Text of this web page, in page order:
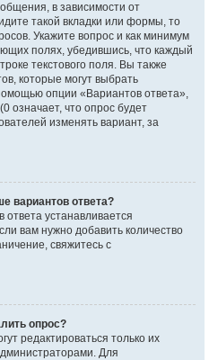
в зависимости от
такой вкладки или формы, то
Укажите вопрос и как минимум
полях, убедившись, что каждый
текстового поля. Вы также
которые могут выбрать
опции «Вариантов ответа»,
означает, что опрос будет
изменять вариант, за
вариантов ответа?
ответа устанавливается
вам нужно добавить количество
свяжитесь с
опрос?
редактироваться только их
Для